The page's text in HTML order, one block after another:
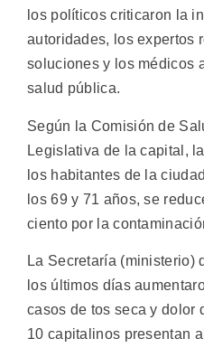
los políticos criticaron la
autoridades, los expertos
soluciones y los médicos
salud pública.
Según la Comisión de
Legislativa de la capital,
los habitantes de la
los 69 y 71 años, se
ciento por la
La Secretaría (ministerio)
los últimos días
casos de tos seca y dolor
10 capitalinos presentan